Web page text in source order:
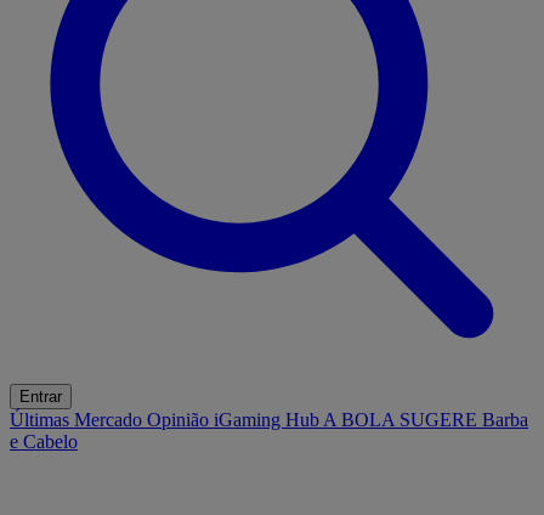
Entrar
Últimas Mercado Opinião iGaming Hub A BOLA SUGERE Barba
e Cabelo